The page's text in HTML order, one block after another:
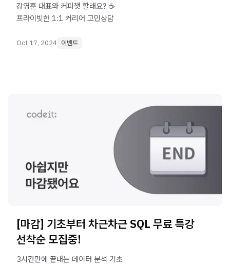
강영훈 대표와 커피챗 할래요? ☕️
프라이빗한 1:1 커리어 고민상담
Oct 17, 2024 이벤트
[마감] 기초부터 차근차근 SQL 무료 특강
선착순 모집중!
3시간만에 끝내는 데이터 분석 기초